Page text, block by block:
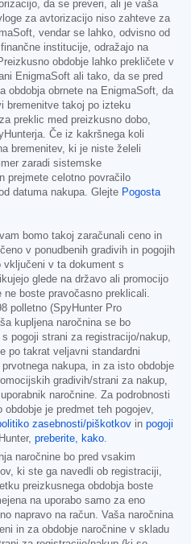
da se preveri, ali je vaša
za avtorizacijo niso zahteve za
vendar se lahko, odvisno od
institucije, odražajo na
obdobje lahko prekličete v
EnigmaSoft ali tako, da se pred
obdobja obrnete na EnigmaSoft, da
bremenitve takoj po izteku
preklic med preizkusno dobo,
Če iz kakršnega koli
bremenitev, ki je niste želeli
zaradi sistemske
prejmete celotno povračilo
datuma nakupa. Glejte Pogosta
bomo takoj zaračunali ceno in
v ponudbenih gradivih in pogojih
v ta dokument s
glede na državo ali promocijo
boste pravočasno preklicali.
polletno (SpyHunter Pro
kupljena naročnina se bo
pogoji strani za registracijo/nakup,
po takrat veljavni standardni
nakupa, in za isto obdobje
gradivih/strani za nakup,
naročnine. Za podrobnosti
je predmet teh pogojev,
zasebnosti/piškotkov in pogoji
preberite, kako.
naročnine bo pred vsakim
ki ste ga navedli ob registraciji,
preizkusnega obdobja boste
na uporabo samo za eno
napravo na račun. Vaša naročnina
in za obdobje naročnine v skladu